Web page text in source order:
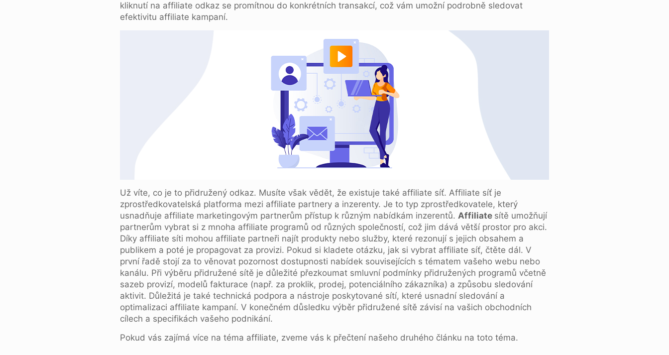
kliknutí na affiliate odkaz se promítnou do konkrétních transakcí, což vám umožní podrobně sledovat
efektivitu affiliate kampaní.
Už víte, co je to přidružený odkaz. Musíte však vědět, že existuje také affiliate síť. Affiliate síť je
zprostředkovatelská platforma mezi affiliate partnery a inzerenty. Je to typ zprostředkovatele, který
usnadňuje affiliate marketingovým partnerům přístup k různým nabídkám inzerentů. Affiliate sítě umožňují
partnerům vybrat si z mnoha affiliate programů od různých společností, což jim dává větší prostor pro akci.
Díky affiliate síti mohou affiliate partneři najít produkty nebo služby, které rezonují s jejich obsahem a
publikem a poté je propagovat za provizi. Pokud si kladete otázku, jak si vybrat affiliate síť, čtěte dál. V
první řadě stojí za to věnovat pozornost dostupnosti nabídek souvisejících s tématem vašeho webu nebo
kanálu. Při výběru přidružené sítě je důležité přezkoumat smluvní podmínky přidružených programů včetně
sazeb provizí, modelů fakturace (např. za proklik, prodej, potenciálního zákazníka) a způsobu sledování
aktivit. Důležitá je také technická podpora a nástroje poskytované sítí, které usnadní sledování a
optimalizaci affiliate kampaní. V konečném důsledku výběr přidružené sítě závisí na vašich obchodních
cílech a specifikách vašeho podnikání.
Pokud vás zajímá více na téma affiliate, zveme vás k přečtení našeho druhého článku na toto téma.